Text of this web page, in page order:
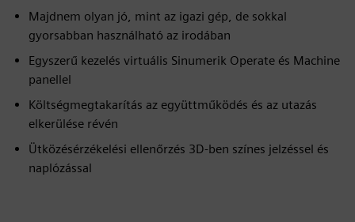
Majdnem olyan jó, mint az igazi gép, de sokkal
gyorsabban használható az irodában
Egyszerű kezelés virtuális Sinumerik Operate és Machine
panellel
Költségmegtakarítás az együttműködés és az utazás
elkerülése révén
Ütközésérzékelési ellenőrzés 3D-ben színes jelzéssel és
naplózással